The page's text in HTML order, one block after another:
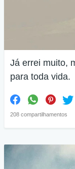
Já errei muito,
para toda vida.
208 compartilhamentos